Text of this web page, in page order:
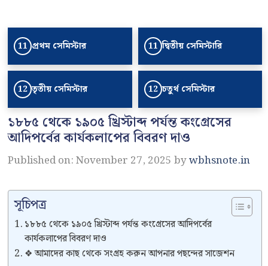
11 প্রথম সেমিস্টার 11 দ্বিতীয় সেমিস্টারি
12 তৃতীয় সেমিস্টার 12 চতুর্থ সেমিস্টার
১৮৮৫ থেকে ১৯০৫ খ্রিস্টাব্দ পর্যন্ত কংগ্রেসের
আদিপর্বের কার্যকলাপের বিবরণ দাও
Published on: November 27, 2025 bywbhsnote.in
সূচিপত্র
১৮৮৫ থেকে ১৯০৫ খ্রিস্টাব্দ পর্যন্ত কংগ্রেসের আদিপর্বের
কার্যকলাপের বিবরণ দাও
❖ আমাদের কাছ থেকে সংগ্রহ করুন আপনার পছন্দের সাজেশন